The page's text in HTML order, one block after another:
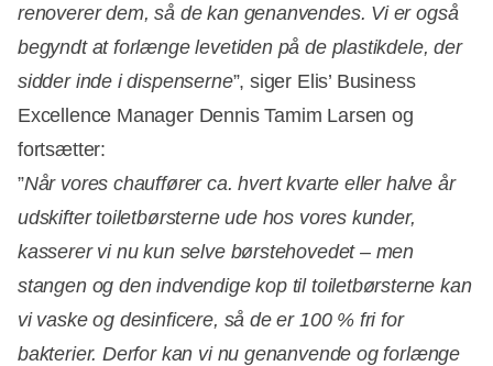
renoverer dem, så de kan genanvendes. Vi er også
begyndt at forlænge levetiden på de plastikdele, der
sidder inde i dispenserne”, siger Elis’ Business
Excellence Manager Dennis Tamim Larsen og
fortsætter:
”Når vores chauffører ca. hvert kvarte eller halve år
udskifter toiletbørsterne ude hos vores kunder,
kasserer vi nu kun selve børstehovedet – men
stangen og den indvendige kop til toiletbørsterne kan
vi vaske og desinficere, så de er 100 % fri for
bakterier. Derfor kan vi nu genanvende og forlænge